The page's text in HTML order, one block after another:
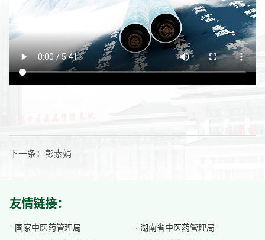
下一条： 彭素娟
友情链接：
· 国家中医药管理局
· 湖南省中医药管理局